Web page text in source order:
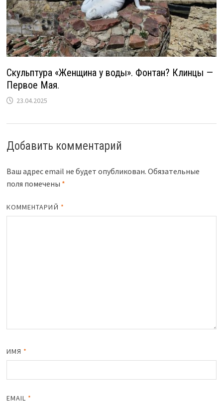
Скульптура «Женщина у воды». Фонтан? Клинцы —
Первое Мая.
23.04.2025
Добавить комментарий
Ваш адрес email не будет опубликован. Обязательные
поля помечены *
КОММЕНТАРИЙ *
ИМЯ *
EMAIL *